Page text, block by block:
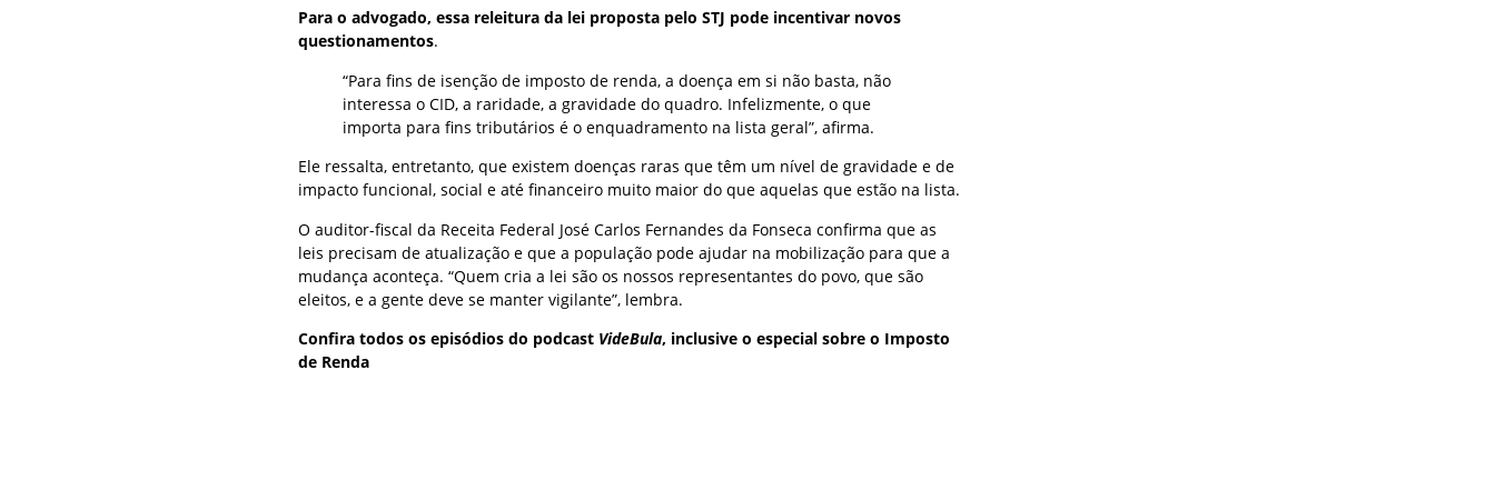
Para o advogado, essa releitura da lei proposta pelo STJ pode incentivar novos
questionamentos.
“Para fins de isenção de imposto de renda, a doença em si não basta, não
interessa o CID, a raridade, a gravidade do quadro. Infelizmente, o que
importa para fins tributários é o enquadramento na lista geral”, afirma.
Ele ressalta, entretanto, que existem doenças raras que têm um nível de gravidade e de
impacto funcional, social e até financeiro muito maior do que aquelas que estão na lista.
O auditor-fiscal da Receita Federal José Carlos Fernandes da Fonseca confirma que as
leis precisam de atualização e que a população pode ajudar na mobilização para que a
mudança aconteça. “Quem cria a lei são os nossos representantes do povo, que são
eleitos, e a gente deve se manter vigilante”, lembra.
Confira todos os episódios do podcast VideBula, inclusive o especial sobre o Imposto
de Renda